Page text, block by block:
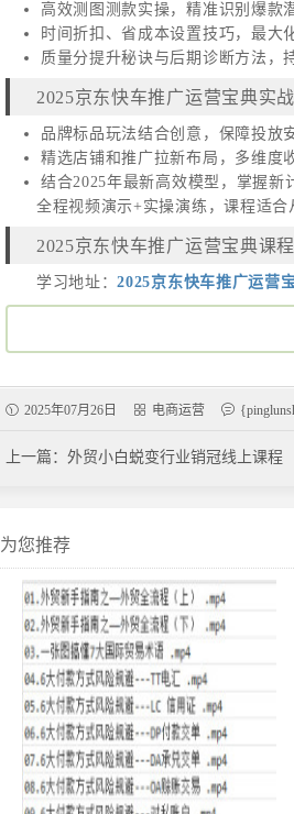
高效测图测款实操，精准识别爆款
时间折扣、省成本设置技巧，最大
质量分提升秘诀与后期诊断方法，
2025京东快车推广运营宝典实
品牌标品玩法结合创意，保障投放
精选店铺和推广拉新布局，多维度
结合2025年最新高效模型，掌握新
全程视频演示+实操演练，课程适
2025京东快车推广运营宝典课
学习地址：2025京东快车推广运营
2025年07月26日 电商运营
上一篇：外贸小白蜕变行业销冠线上课程
为您推荐